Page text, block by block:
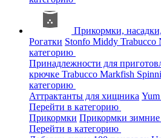
Прикормки,
Рогатки Stonfo Middy Trabucco
категорию
Принадлежности для
крючке Trabucco Markfish
категорию
Аттрактанты для хищника Yum
Перейти в категорию
Прикормки Прикормки зимние
Перейти в категорию